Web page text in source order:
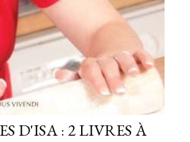
D'ISA : 2 LIVRES À